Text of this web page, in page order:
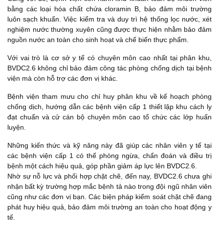
bằng các loại hóa chất chứa cloramin B, bảo đảm môi trường
luôn sạch khuẩn. Việc kiểm tra và duy trì hệ thống lọc nước, xét
nghiệm nước thường xuyên cũng được thực hiện nhằm bảo đảm
nguồn nước an toàn cho sinh hoạt và chế biến thực phẩm.
Với vai trò là cơ sở y tế có chuyên môn cao nhất tại phân khu,
BVDC2.6 không chỉ bảo đảm công tác phòng chống dịch tại bệnh
viện mà còn hỗ trợ các đơn vị khác.
Bệnh viện tham mưu cho chỉ huy phân khu về kế hoạch phòng
chống dịch, hướng dẫn các bệnh viện cấp 1 thiết lập khu cách ly
đạt chuẩn và cử cán bộ chuyên môn cao tổ chức các lớp huấn
luyện.
Những kiến thức và kỹ năng này đã giúp các nhân viên y tế tại
các bệnh viện cấp 1 có thể phòng ngừa, chẩn đoán và điều trị
bệnh một cách hiệu quả, góp phần giảm áp lực lên BVDC2.6.
Nhờ sự nỗ lực và phối hợp chặt chẽ, đến nay, BVDC2.6 chưa ghi
nhận bất kỳ trường hợp mắc bệnh tả nào trong đội ngũ nhân viên
cũng như các đơn vị bạn. Các biện pháp kiểm soát chặt chẽ đang
phát huy hiệu quả, bảo đảm môi trường an toàn cho hoạt động y
tế.